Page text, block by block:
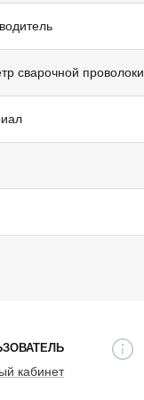
сварочной проволоки
кабинет